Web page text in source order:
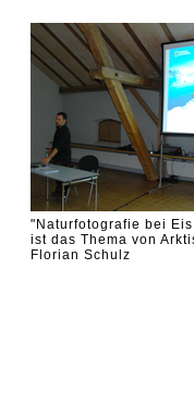
"Naturfotografie bei
ist das Thema von
Florian Schulz